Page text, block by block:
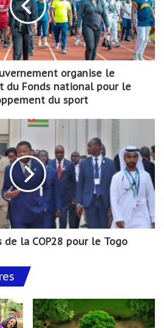
organise le
du Fonds national pour le
du sport
de la COP28 pour le Togo